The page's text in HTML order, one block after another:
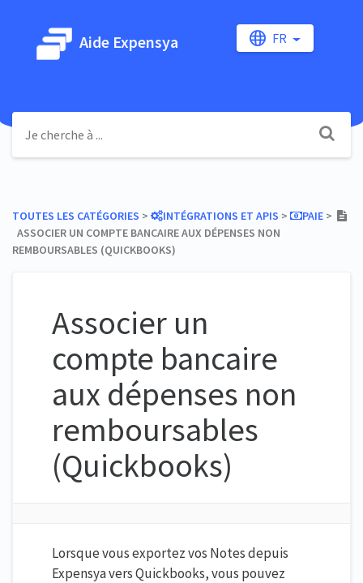
Aide Expensya FR
TOUTES LES CATÉGORIES ​ > ​ ​INTÉGRATIONS ET APIS ​ > ​ ​PAIE ​ > ​
ASSOCIER UN COMPTE BANCAIRE AUX DÉPENSES NON
REMBOURSABLES (QUICKBOOKS)
Associer un
compte bancaire
aux dépenses non
remboursables
(Quickbooks)
Lorsque vous exportez vos Notes depuis
Expensya vers Quickbooks, vous pouvez